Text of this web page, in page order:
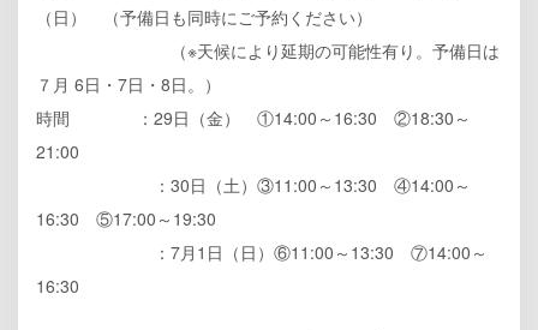
（日） （予備日も同時にご予約ください）
（※天候により延期の可能性有り。予備日は
７月 6日・7日・8日。）
時間 ：29日（金） ①14:00～16:30 ②18:30～
21:00
：30日（土）③11:00～13:30 ④14:00～
16:30 ⑤17:00～19:30
：7月1日（日）⑥11:00～13:30 ⑦14:00～
16:30